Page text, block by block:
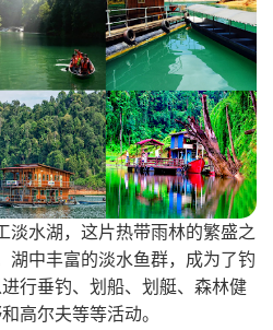
淡水湖，这片热带雨林的繁盛之
湖中丰富的淡水鱼群，成为了钓
行垂钓、划船、划艇、森林健
高尔夫等等活动。